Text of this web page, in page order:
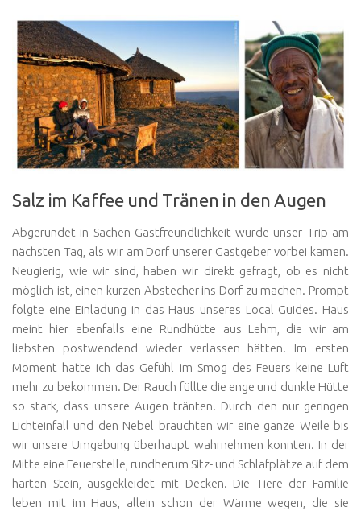
Salz im Kaffee und Tränen in den Augen
Abgerundet in Sachen Gastfreundlichkeit wurde unser Trip am
nächsten Tag, als wir am Dorf unserer Gastgeber vorbei kamen.
Neugierig, wie wir sind, haben wir direkt gefragt, ob es nicht
möglich ist, einen kurzen Abstecher ins Dorf zu machen. Prompt
folgte eine Einladung in das Haus unseres Local Guides. Haus
meint hier ebenfalls eine Rundhütte aus Lehm, die wir am
liebsten postwendend wieder verlassen hätten. Im ersten
Moment hatte ich das Gefühl im Smog des Feuers keine Luft
mehr zu bekommen. Der Rauch füllte die enge und dunkle Hütte
so stark, dass unsere Augen tränten. Durch den nur geringen
Lichteinfall und den Nebel brauchten wir eine ganze Weile bis
wir unsere Umgebung überhaupt wahrnehmen konnten. In der
Mitte eine Feuerstelle, rundherum Sitz- und Schlafplätze auf dem
harten Stein, ausgekleidet mit Decken. Die Tiere der Familie
leben mit im Haus, allein schon der Wärme wegen, die sie